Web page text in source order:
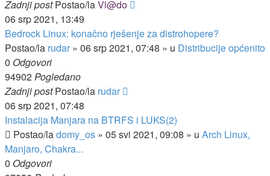
Zadnji postPostao/laVl@do
06 srp 2021, 13:49
Bedrock Linux: konačno rješenje za distrohopere?
Postao/la rudar » 06 srp 2021, 07:48 » u Distribucije općenito
0 Odgovori
94902Pogledano
Zadnji postPostao/la rudar
06 srp 2021, 07:48
Instalacija Manjara na BTRFS i LUKS(2)
Postao/ladomy_os » 05 svi 2021, 09:08 » u Arch Linux,
Manjaro, Chakra...
0 Odgovori